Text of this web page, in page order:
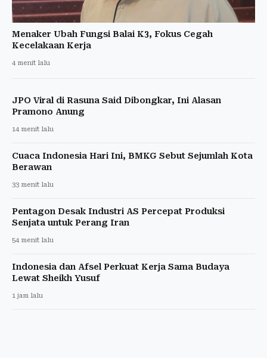
Menaker Ubah Fungsi Balai K3, Fokus Cegah
Kecelakaan Kerja
4 menit lalu
JPO Viral di Rasuna Said Dibongkar, Ini Alasan
Pramono Anung
14 menit lalu
Cuaca Indonesia Hari Ini, BMKG Sebut Sejumlah Kota
Berawan
33 menit lalu
Pentagon Desak Industri AS Percepat Produksi
Senjata untuk Perang Iran
54 menit lalu
Indonesia dan Afsel Perkuat Kerja Sama Budaya
Lewat Sheikh Yusuf
1 jam lalu